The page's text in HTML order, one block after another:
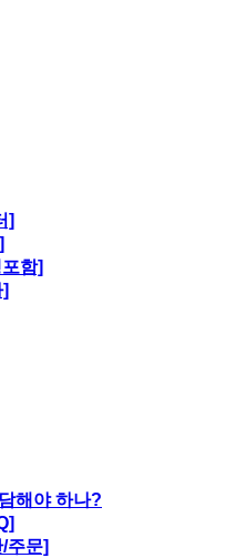
]
함]
해야 하나?
주문]